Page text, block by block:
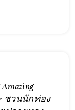
ชวนนักท่อง